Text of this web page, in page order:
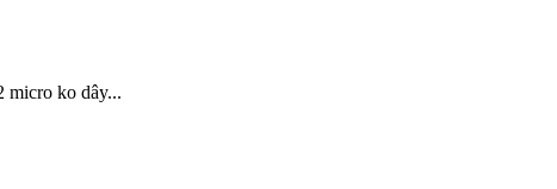
micro ko dây...